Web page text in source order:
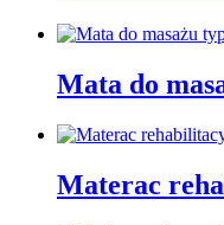
Mata do
Materac